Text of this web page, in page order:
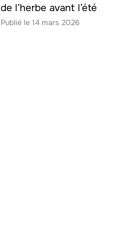
de l’herbe avant l’été
14 mars 2026